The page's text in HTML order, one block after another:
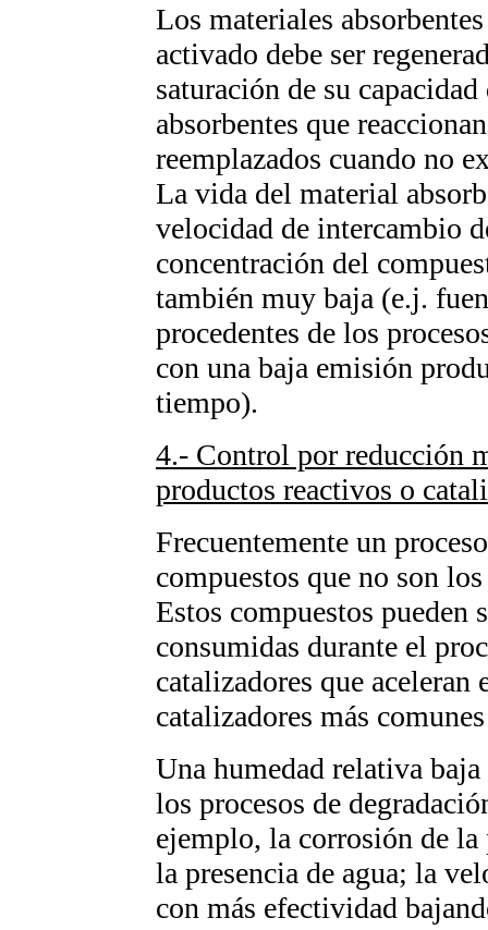
Los materiales
activado debe ser
saturación de su
absorbentes que
reemplazados cuando no
La vida del material
velocidad de intercambio
concentración del
también muy baja (e.j.
procedentes de los
con una baja emisión
tiempo).
4.- Control por reducción
productos reactivos o
Frecuentemente un
compuestos que no son
Estos compuestos pueden
consumidas durante el
catalizadores que
catalizadores más
Una humedad relativa
los procesos de
ejemplo, la corrosión de la
la presencia de agua; la
con más efectividad